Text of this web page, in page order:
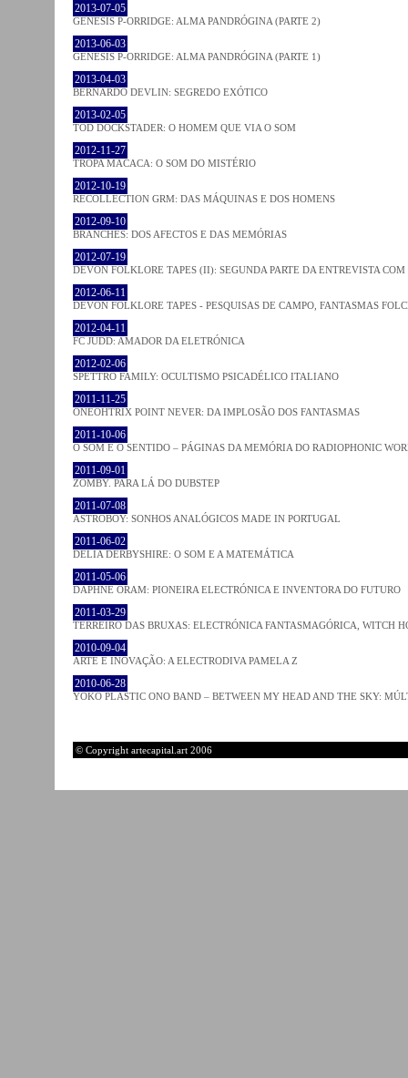
2013-07-05
GENESIS P-ORRIDGE: ALMA PANDRÓGINA (PARTE 2)
2013-06-03
GENESIS P-ORRIDGE: ALMA PANDRÓGINA (PARTE 1)
2013-04-03
BERNARDO DEVLIN: SEGREDO EXÓTICO
2013-02-05
TOD DOCKSTADER: O HOMEM QUE VIA O SOM
2012-11-27
TROPA MACACA: O SOM DO MISTÉRIO
2012-10-19
RECOLLECTION GRM: DAS MÁQUINAS E DOS HOMENS
2012-09-10
BRANCHES: DOS AFECTOS E DAS MEMÓRIAS
2012-07-19
DEVON FOLKLORE TAPES (II): SEGUNDA PARTE DA ENTREVISTA
2012-06-11
DEVON FOLKLORE TAPES - PESQUISAS DE CAMPO, FANTASMAS
2012-04-11
FC JUDD: AMADOR DA ELETRÓNICA
2012-02-06
SPETTRO FAMILY: OCULTISMO PSICADÉLICO ITALIANO
2011-11-25
ONEOHTRIX POINT NEVER: DA IMPLOSÃO DOS FANTASMAS
2011-10-06
O SOM E O SENTIDO – PÁGINAS DA MEMÓRIA DO RADIOPHONIC
2011-09-01
ZOMBY. PARA LÁ DO DUBSTEP
2011-07-08
ASTROBOY: SONHOS ANALÓGICOS MADE IN PORTUGAL
2011-06-02
DELIA DERBYSHIRE: O SOM E A MATEMÁTICA
2011-05-06
DAPHNE ORAM: PIONEIRA ELECTRÓNICA E INVENTORA DO FUTURO
2011-03-29
TERREIRO DAS BRUXAS: ELECTRÓNICA FANTASMAGÓRICA, WITCH
2010-09-04
ARTE E INOVAÇÃO: A ELECTRODIVA PAMELA Z
2010-06-28
YOKO PLASTIC ONO BAND – BETWEEN MY HEAD AND THE SKY:
© Copyright artecapital.art 2006